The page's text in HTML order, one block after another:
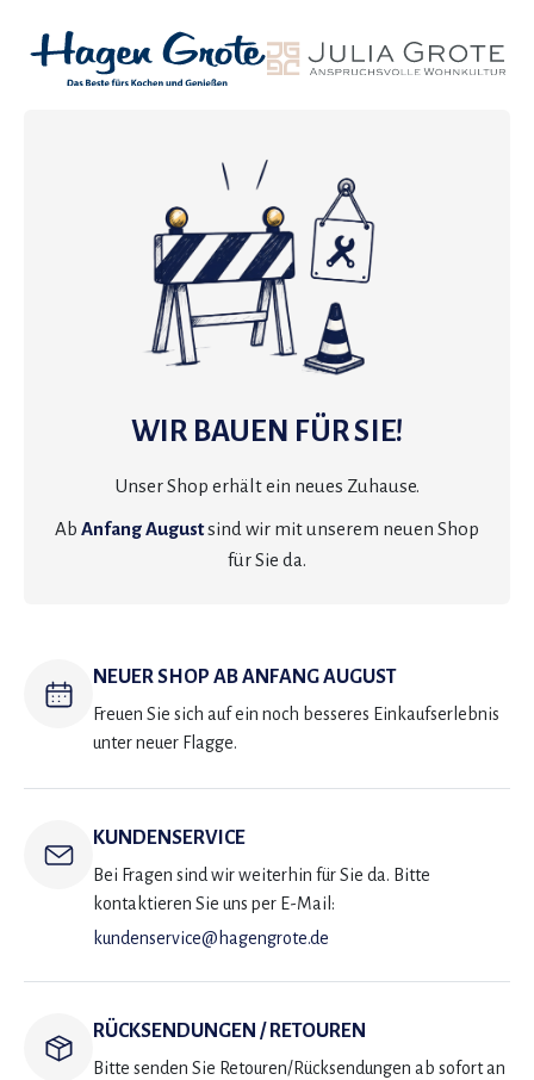
WIR BAUEN FÜR SIE!
Unser Shop erhält ein neues Zuhause.
Ab Anfang Augustsind wir mit unserem neuen Shop
für Sie da.
NEUER SHOP AB ANFANG AUGUST
Freuen Sie sich auf ein noch besseres Einkaufserlebnis
unter neuer Flagge.
KUNDENSERVICE
Bei Fragen sind wir weiterhin für Sie da. Bitte
kontaktieren Sie uns per E-Mail:
kundenservice@hagengrote.de
RÜCKSENDUNGEN / RETOUREN
Bitte senden Sie Retouren/Rücksendungen ab sofort an